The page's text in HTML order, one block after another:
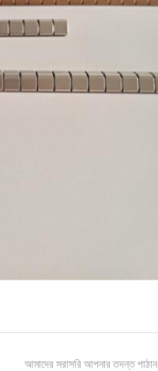
আমাদের সরাসরি আপনার তদন্ত পাঠান